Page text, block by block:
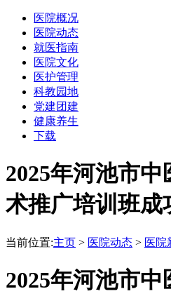
医院概况
医院动态
就医指南
医院文化
医护管理
科教园地
党建团建
健康养生
下载
2025年河池市
术推广培训班成
当前位置:主页 > 医院动态 > 医院
2025年河池市